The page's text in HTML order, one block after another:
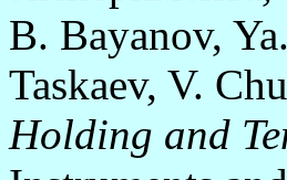
B. Bayanov,
Taskaev, V.
Holding and